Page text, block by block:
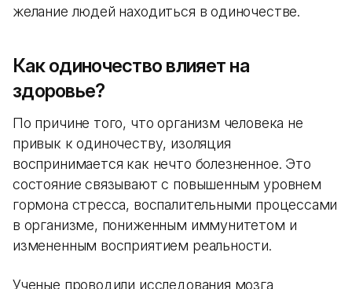
желание людей находиться в одиночестве.
Как одиночество влияет на
здоровье?
По причине того, что организм человека не
привык к одиночеству, изоляция
воспринимается как нечто болезненное. Это
состояние связывают с повышенным уровнем
гормона стресса, воспалительными процессами
в организме, пониженным иммунитетом и
измененным восприятием реальности.
Ученые проводили исследования мозга